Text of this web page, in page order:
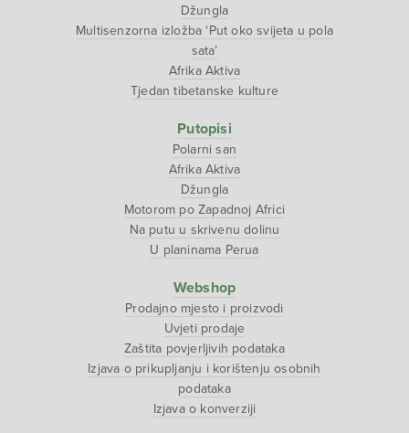
Džungla
Multisenzorna izložba ‘Put oko svijeta u pola
sata’
Afrika Aktiva
Tjedan tibetanske kulture
Putopisi
Polarni san
Afrika Aktiva
Džungla
Motorom po Zapadnoj Africi
Na putu u skrivenu dolinu
U planinama Perua
Webshop
Prodajno mjesto i proizvodi
Uvjeti prodaje
Zaštita povjerljivih podataka
Izjava o prikupljanju i korištenju osobnih
podataka
Izjava o konverziji